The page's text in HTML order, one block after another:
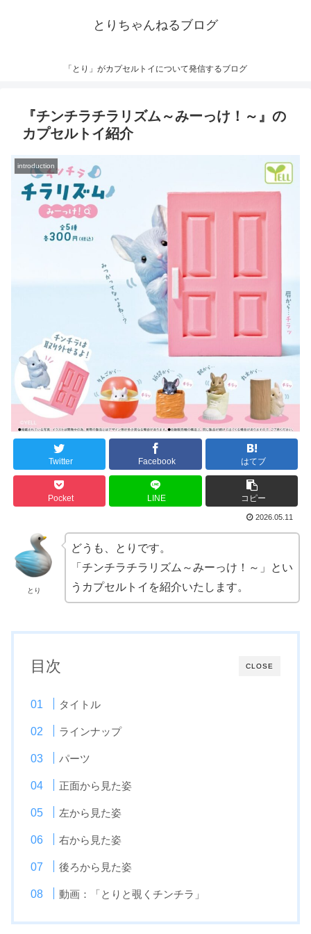
とりちゃんねるブログ
「とり」がカプセルトイについて発信するブログ
『チンチラチラリズム～みーっけ！～』の
カプセルトイ紹介
introduction
Twitter Facebook はてブ
Pocket LINE コピー
2026.05.11
とり
どうも、とりです。
「チンチラチラリズム～みーっけ！～」とい
うカプセルトイを紹介いたします。
CLOSE
目次
タイトル
ラインナップ
パーツ
正面から見た姿
左から見た姿
右から見た姿
後ろから見た姿
動画：「とりと覗くチンチラ」